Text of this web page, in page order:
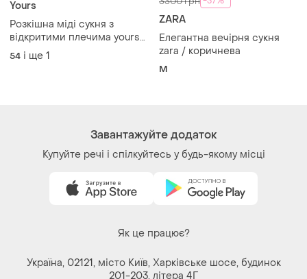
Yours
Розкішна міді сукня з
відкритими плечима yours
26-28 батал плюс сайз
54 і ще 1
ZARA
Елегантна вечірня сукня
zara / коричнева
M
Завантажуйте додаток
Купуйте речі і спілкуйтесь у будь-якому місці
Як це працює?
Україна, 02121, місто Київ, Харківське шосе, будинок
201-203, літера 4Г